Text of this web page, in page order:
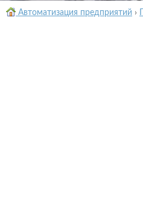
Автоматизация предприятий ›